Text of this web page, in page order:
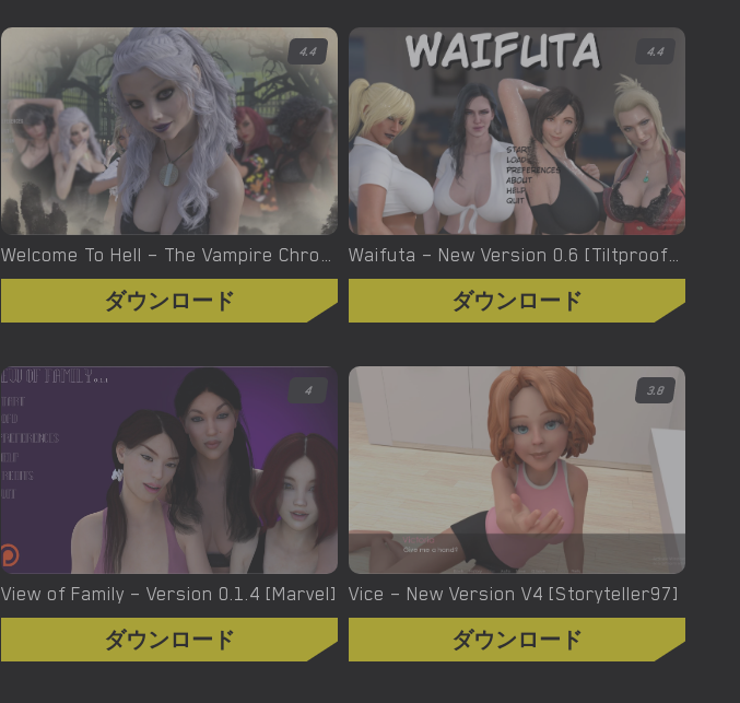
4.4
Welcome To Hell – The Vampire Chronicles – New Version 0.1.0 Remastered [NoobPRO Games]
ダウンロード
4.4
Waifuta – New Version 0.6 [Tiltproofno]
ダウンロード
4
View of Family – Version 0.1.4 [Marvel]
ダウンロード
3.8
Vice – New Version V4 [Storyteller97]
ダウンロード